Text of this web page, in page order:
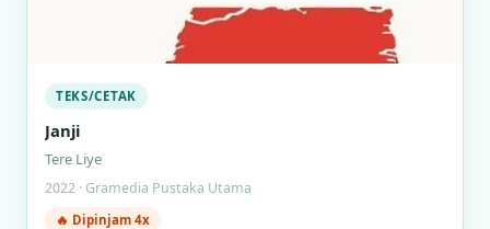
TEKS/CETAK
Janji
Tere Liye
2022 · Gramedia Pustaka Utama
🔥 Dipinjam 4x